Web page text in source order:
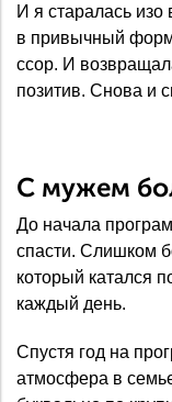
И я старалась изо
в привычный
ссор. И
позитив. Снова и
С мужем
До начала
спасти. Слишком
который катался
каждый день.
Спустя год на
атмосфера в